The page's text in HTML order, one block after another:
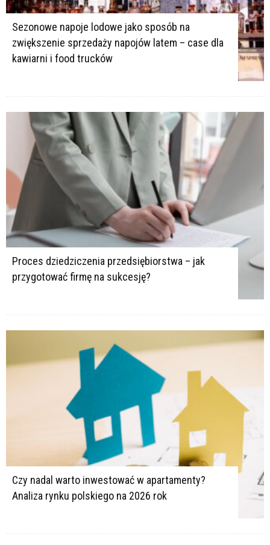
Sezonowe napoje lodowe jako sposób na
zwiększenie sprzedaży napojów latem – case dla
kawiarni i food trucków
Proces dziedziczenia przedsiębiorstwa – jak
przygotować firmę na sukcesję?
Czy nadal warto inwestować w apartamenty?
Analiza rynku polskiego na 2026 rok